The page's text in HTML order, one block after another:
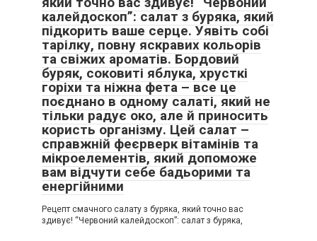
калейдоскоп”: салат з буряка, який
підкорить ваше серце. Уявіть собі
тарілку, повну яскравих кольорів
та свіжих ароматів. Бордовий
буряк, соковиті яблука, хрусткі
горіхи та ніжна фета – все це
поєднано в одному салаті, який не
тільки радує око, але й приносить
користь організму. Цей салат –
справжній феєрверк вітамінів та
мікроелементів, який допоможе
вам відчути себе бадьорими та
енергійними
Рецепт смачного салату з буряка, який точно вас
здивує! “Червоний калейдоскоп”: салат з буряка,